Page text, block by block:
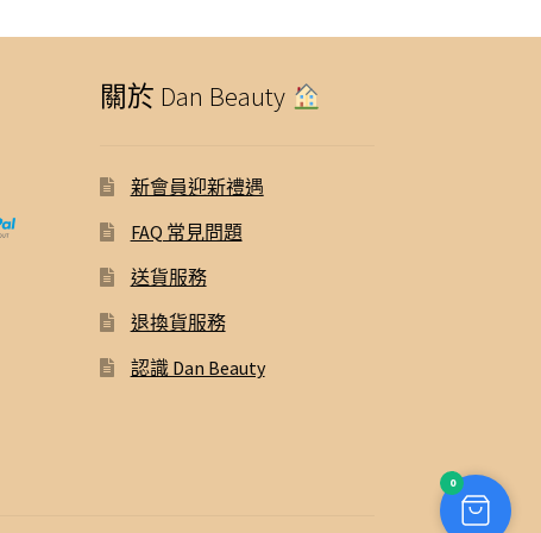
關於 Dan Beauty
新會員迎新禮遇
FAQ 常見問題
送貨服務
退換貨服務
認識 Dan Beauty
0